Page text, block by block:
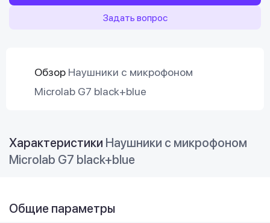
Задать вопрос
Обзор Наушники с микрофоном
Microlab G7 black+blue
Характеристики Наушники с микрофоном
Microlab G7 black+blue
Общие параметры